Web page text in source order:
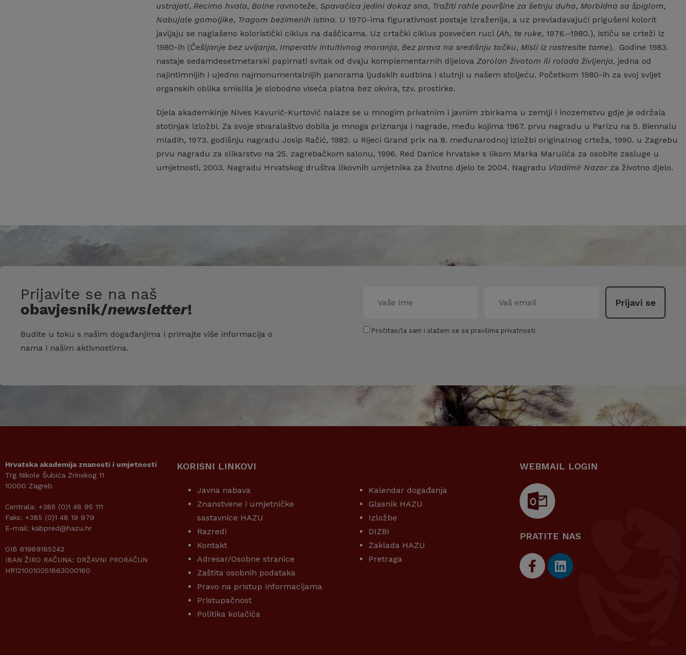
ustrajati, Recimo hvala, Bolne ravnoteže, Spavaćica jedini dokaz sna, Tražiti rahle površine za šetnju duha, Morbidna sa špiglom,
Nabujale gomoljike, Tragom bezimenih istina. U 1970-ima figurativnost postaje izraženija, a uz prevladavajući prigušeni kolorit
javljaju se naglašeno koloristički ciklus na daščicama. Uz crtački ciklus posvećen ruci (Ah, te ruke, 1976.–1980.), ističu se crteži iz
1980-ih (Češljanje bez uvijanja, Imperativ intuitivnog moranja, Bez prava na središnju točku, Misli iz rastresite tame). Godine 1983.
nastaje sedamdesetmetarski papirnati svitak od dvaju komplementarnih dijelovaZarolan životom ili rolada življenja, jedna od
najintimnijih i ujedno najmonumentalnijih panorama ljudskih sudbina i slutnji u našem stoljeću. Početkom 1980-ih za svoj svijet
organskih oblika smislila je slobodno viseća platna bez okvira, tzv. prostirke.
Djela akademkinje Nives Kavurić-Kurtović nalaze se u mnogim privatnim i javnim zbirkama u zemlji i inozemstvu gdje je održala
stotinjak izložbi. Za svoje stvaralaštvo dobila je mnoga priznanja i nagrade, među kojima 1967. prvu nagradu u Parizu na 5. Biennalu
mladih, 1973. godišnju nagradu Josip Račić, 1982. u Rijeci Grand prix na 8. međunarodnoj izložbi originalnog crteža, 1990. u Zagrebu
prvu nagradu za slikarstvo na 25. zagrebačkom salonu, 1996. Red Danice hrvatske s likom Marka Marulića za osobite zasluge u
umjetnosti, 2003. Nagradu Hrvatskog društva likovnih umjetnika za životno djelo te 2004. Nagradu Vladimir Nazorza životno djelo.
Prijavite se na naš
obavjesnik/newsletter!
Budite u toku s našim događanjima i primajte više informacija o
nama i našim aktivnostima.
Pročitao/la sam i slažem se sa pravilima privatnosti
Hrvatska akademija znanosti i umjetnosti
Trg Nikole Šubića Zrinskog 11
10000 Zagreb
Centrala: +385 (0)1 48 95 111
Faks: +385 (0)1 48 19 979
E-mail: kabpred@hazu.hr
OIB 61989185242
IBAN ŽIRO RAČUNA: DRŽAVNI PRORAČUN
HR1210010051863000160
KORISNI LINKOVI
Javna nabava
Znanstvene i umjetničke
sastavnice HAZU
Razredi
Kontakt
Adresar/Osobne stranice
Zaštita osobnih podataka
Pravo na pristup informacijama
Pristupačnost
Politika kolačića
Kalendar događanja
Glasnik HAZU
Izložbe
DIZBI
Zaklada HAZU
Pretraga
WEBMAIL LOGIN
PRATITE NAS